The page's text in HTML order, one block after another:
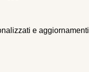
e aggiornamenti